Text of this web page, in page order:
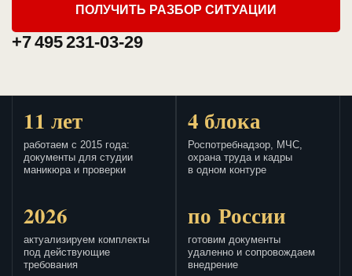
ПОЛУЧИТЬ РАЗБОР СИТУАЦИИ
+7 495 231-03-29
11 лет
работаем с 2015 года:
документы для студии
маникюра и проверки
4 блока
Роспотребнадзор, МЧС,
охрана труда и кадры
в одном контуре
2026
актуализируем комплекты
под действующие
требования
по России
готовим документы
удаленно и сопровождаем
внедрение